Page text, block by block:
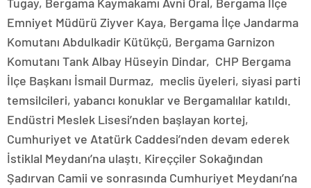
Emniyet Müdürü Ziyver Kaya, Bergama İlçe Jandarma
Komutanı Abdulkadir Kütükçü, Bergama Garnizon
Komutanı Tank Albay Hüseyin Dindar, CHP Bergama
İlçe Başkanı İsmail Durmaz, meclis üyeleri, siyasi parti
temsilcileri, yabancı konuklar ve Bergamalılar katıldı.
Endüstri Meslek Lisesi’nden başlayan kortej,
Cumhuriyet ve Atatürk Caddesi’nden devam ederek
İstiklal Meydanı’na ulaştı. Kireççiler Sokağından
Şadırvan Camii ve sonrasında Cumhuriyet Meydanı’na